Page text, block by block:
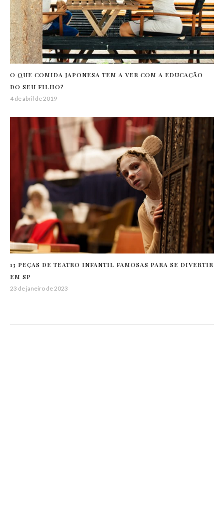
O QUE COMIDA JAPONESA TEM A VER COM A EDUCAÇÃO
DO SEU FILHO?
4 de abril de 2019
13 PEÇAS DE TEATRO INFANTIL FAMOSAS PARA SE DIVERTIR
EM SP
23 de janeiro de 2023